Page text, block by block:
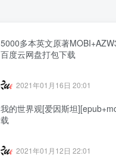
5000多本英文原著
百度云网盘打包下载
2021年01月16日 20:01
我的世界观[爱因斯坦
载
2021年01月12日 22:01